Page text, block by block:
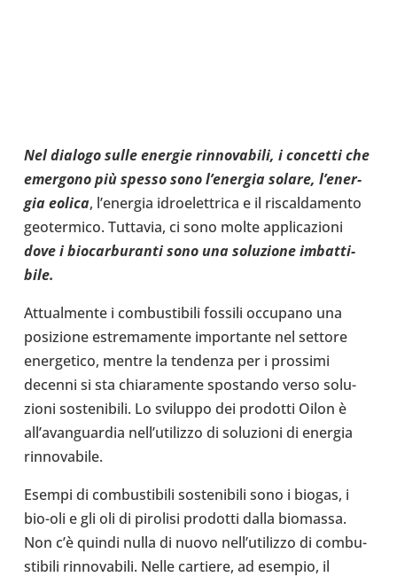
Nel dialogo sulle energie rin­no­va­bili, i con­cetti che
emer­gono più spesso sono l’e­ner­gia solare, l’e­ner­
gia eolica, l’e­ner­gia idroe­let­trica e il riscal­da­mento
geo­ter­mico. Tut­ta­via, ci sono molte appli­ca­zioni
dove i bio­car­bu­ranti sono una solu­zione imbat­ti­
bile.
Attual­mente i com­bu­sti­bili fossili occu­pano una
posi­zione estre­ma­mente impor­tante nel settore
ener­ge­tico, mentre la ten­denza per i pros­simi
decenni si sta chia­ra­mente spo­stando verso solu­
zioni soste­ni­bili. Lo svi­luppo dei pro­dotti Oilon è
all’a­van­guar­dia nel­l’u­ti­lizzo di solu­zioni di energia
rin­no­va­bile.
Esempi di com­bu­sti­bili soste­ni­bili sono i biogas, i
bio-oli e gli oli di piro­lisi pro­dotti dalla bio­massa.
Non c’è quindi nulla di nuovo nel­l’u­ti­lizzo di com­bu­
sti­bili rin­no­va­bili. Nelle car­tiere, ad esempio, il